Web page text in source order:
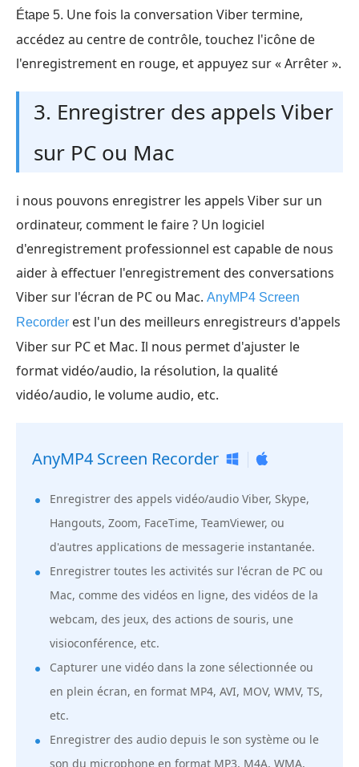
Étape 5. Une fois la conversation Viber termine,
accédez au centre de contrôle, touchez l'icône de
l'enregistrement en rouge, et appuyez sur « Arrêter ».
3. Enregistrer des appels Viber
sur PC ou Mac
i nous pouvons enregistrer les appels Viber sur un
ordinateur, comment le faire ? Un logiciel
d'enregistrement professionnel est capable de nous
aider à effectuer l'enregistrement des conversations
Viber sur l'écran de PC ou Mac. AnyMP4 Screen
Recorder est l'un des meilleurs enregistreurs d'appels
Viber sur PC et Mac. Il nous permet d'ajuster le
format vidéo/audio, la résolution, la qualité
vidéo/audio, le volume audio, etc.
AnyMP4 Screen Recorder
Enregistrer des appels vidéo/audio Viber, Skype,
Hangouts, Zoom, FaceTime, TeamViewer, ou
d'autres applications de messagerie instantanée.
Enregistrer toutes les activités sur l'écran de PC ou
Mac, comme des vidéos en ligne, des vidéos de la
webcam, des jeux, des actions de souris, une
visioconférence, etc.
Capturer une vidéo dans la zone sélectionnée ou
en plein écran, en format MP4, AVI, MOV, WMV, TS,
etc.
Enregistrer des audio depuis le son système ou le
son du microphone en format MP3, M4A, WMA,